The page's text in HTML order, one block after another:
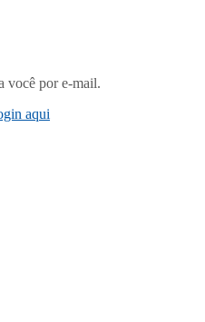
você por e-mail.
aqui